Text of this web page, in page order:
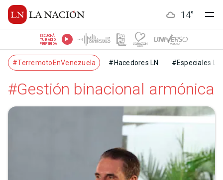
14°
ESCUCHÁ
TU RADIO
PREFERIDA
#TerremotoEnVenezuela #Hacedores LN #Especiales LN
#Gestión binacional armónica